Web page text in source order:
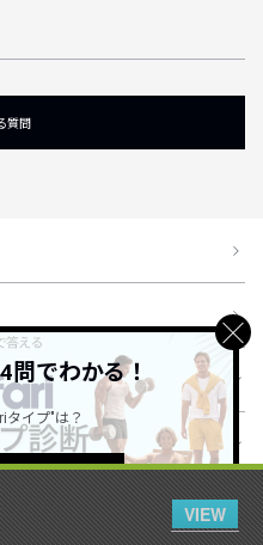
VIEW
質問
co., ltd. All Rights Reserved.
問でわかる！
タイプ"は？
ちら ＞